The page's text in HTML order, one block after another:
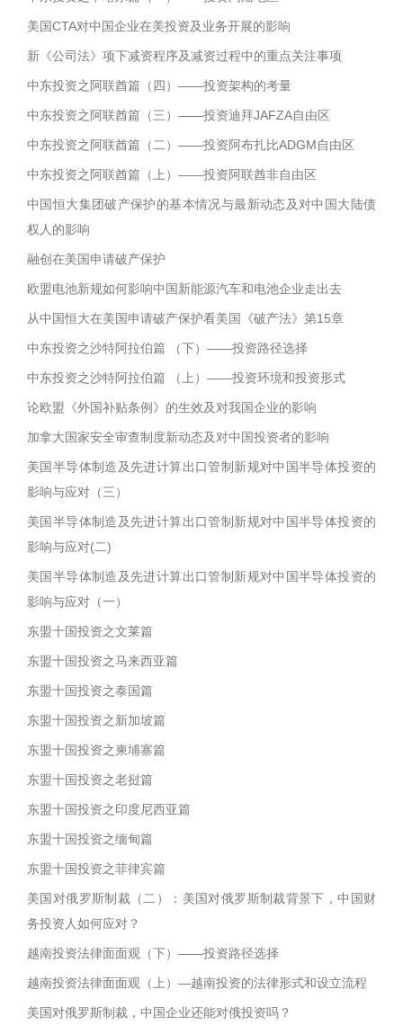
美国CTA对中国企业在美投资及业务开展的影响
新《公司法》项下减资程序及减资过程中的重点关注事项
中东投资之阿联酋篇（四）——投资架构的考量
中东投资之阿联酋篇（三）——投资迪拜JAFZA自由区
中东投资之阿联酋篇（二）——投资阿布扎比ADGM自由区
中东投资之阿联酋篇（上）——投资阿联酋非自由区
中国恒大集团破产保护的基本情况与最新动态及对中国大陆债
权人的影响
融创在美国申请破产保护
欧盟电池新规如何影响中国新能源汽车和电池企业走出去
从中国恒大在美国申请破产保护看美国《破产法》第15章
中东投资之沙特阿拉伯篇 （下）——投资路径选择
中东投资之沙特阿拉伯篇 （上）——投资环境和投资形式
论欧盟《外国补贴条例》的生效及对我国企业的影响
加拿大国家安全审查制度新动态及对中国投资者的影响
美国半导体制造及先进计算出口管制新规对中国半导体投资的
影响与应对（三）
美国半导体制造及先进计算出口管制新规对中国半导体投资的
影响与应对(二)
美国半导体制造及先进计算出口管制新规对中国半导体投资的
影响与应对（一）
东盟十国投资之文莱篇
东盟十国投资之马来西亚篇
东盟十国投资之泰国篇
东盟十国投资之新加坡篇
东盟十国投资之柬埔寨篇
东盟十国投资之老挝篇
东盟十国投资之印度尼西亚篇
东盟十国投资之缅甸篇
东盟十国投资之菲律宾篇
美国对俄罗斯制裁（二）：美国对俄罗斯制裁背景下，中国财
务投资人如何应对？
越南投资法律面面观（下）——投资路径选择
越南投资法律面面观（上）—越南投资的法律形式和设立流程
美国对俄罗斯制裁，中国企业还能对俄投资吗？